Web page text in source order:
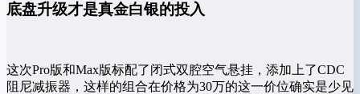
底盘升级才是真金白银的投入
这次Pro版和Max版标配了闭式双腔空气悬挂，添加上了CDC
阻尼减振器，这样的组合在价格为30万的这一价位确实是少见